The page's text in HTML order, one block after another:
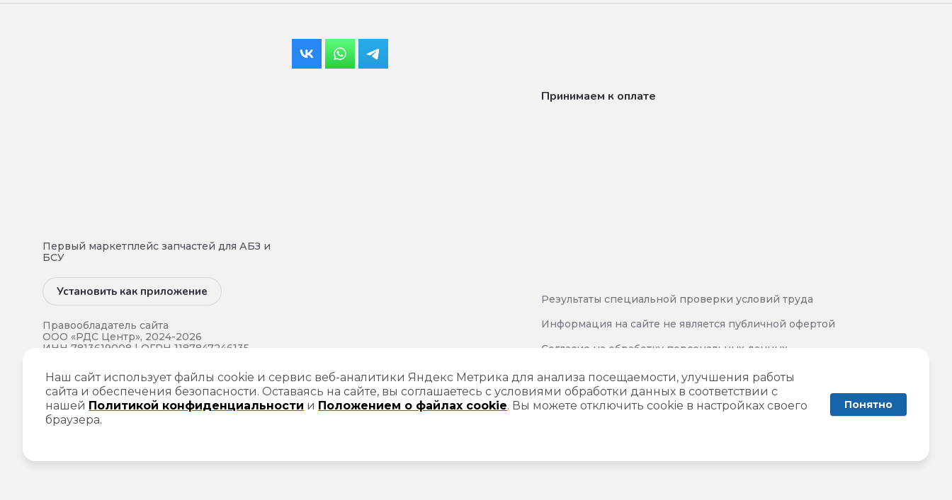
Первый маркетплейс запчастей для АБЗ и
БСУ
Установить как приложение
Правообладатель сайта
ООО «РДС Центр», 2024-2026
ИНН 7813619008 | ОГРН 1187847246135.
Все права на интеллектуальную
собственность и прочие права
собственности на информацию,
опубликованную на данном сайте,
принадлежат компании ООО «РДС
Центр».
Принимаем к оплате
Результаты специальной проверки условий труда
Информация на сайте не является публичной офертой
Согласие на обработку персональных данных
Политика защиты и обработки персональных данных
Наш сайт использует файлы cookie и сервис веб-аналитики Яндекс Метрика для анализа посещаемости, улучшения работы
сайта и обеспечения безопасности. Оставаясь на сайте, вы соглашаетесь с условиями обработки данных в соответствии с
нашей Политикой конфиденциальности и Положением о файлах cookie. Вы можете отключить cookie в настройках своего
браузера.
Понятно